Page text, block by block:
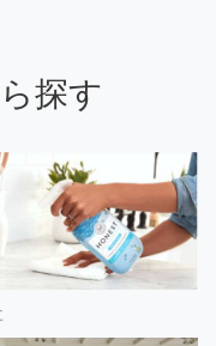
探す